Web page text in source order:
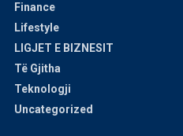
Finance
Lifestyle
LIGJET E BIZNESIT
Të Gjitha
Teknologji
Uncategorized